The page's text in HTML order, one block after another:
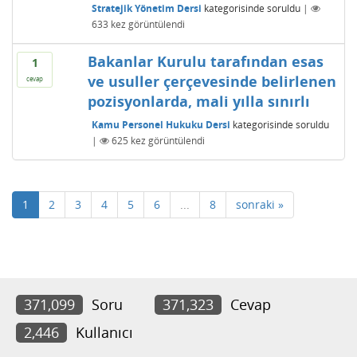
Stratejik Yönetim Dersi kategorisinde soruldu |
633 kez görüntülendi
1
cevap
Bakanlar Kurulu tarafından esas
ve usuller çerçevesinde belirlenen
pozisyonlarda, mali yılla sınırlı
Kamu Personel Hukuku Dersi kategorisinde soruldu
|
625 kez görüntülendi
1 2 3 4 5 6 ... 8 sonraki »
371,099 Soru 371,323
Cevap
2,446
Kullanıcı